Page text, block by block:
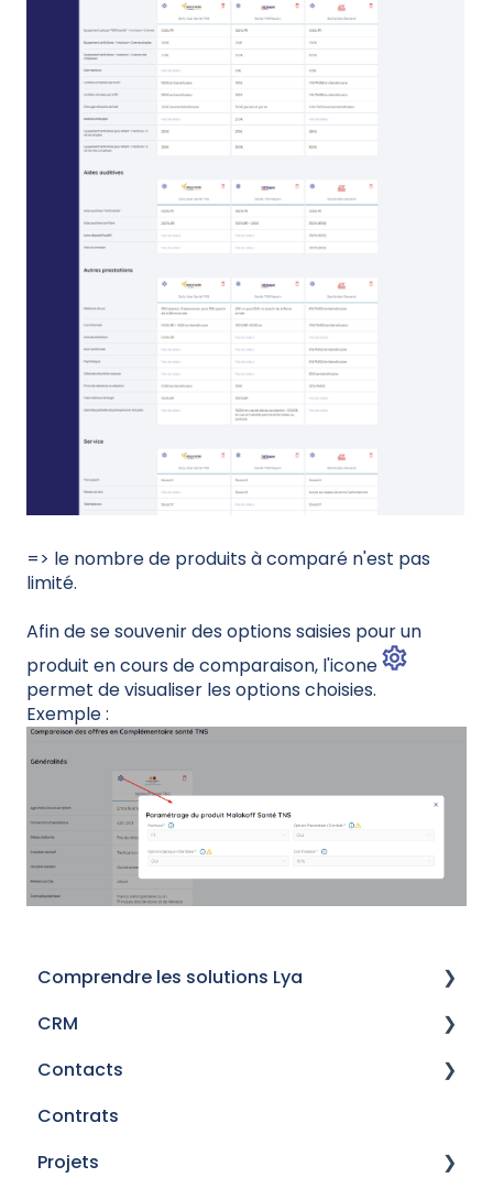
=> le nombre de produits à comparé n'est pas
limité.
Afin de se souvenir des options saisies pour un
produit en cours de comparaison, l'icone
permet de visualiser les options choisies.
Exemple :
Comprendre les solutions Lya
Historique des versions
CRM
Mails
Procédures de signature électronique
Champs personnalisés
Contacts
Gestion des prescripteurs
Gérer vos contacts
Contrats
Projets